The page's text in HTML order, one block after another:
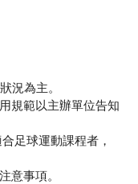
況為主。
規範以主辦單位告知
足球運動課程者，
意事項。